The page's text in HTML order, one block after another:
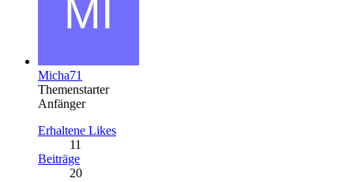
Micha71
Themenstarter
Anfänger
Erhaltene Likes
11
Beiträge
20